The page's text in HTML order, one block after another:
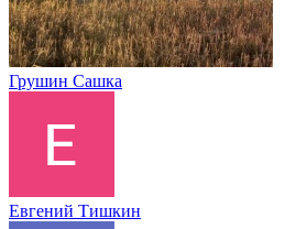
Грушин Сашка
Евгений Тишкин